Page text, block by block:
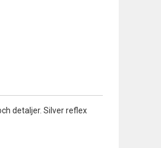
detaljer. Silver reflex